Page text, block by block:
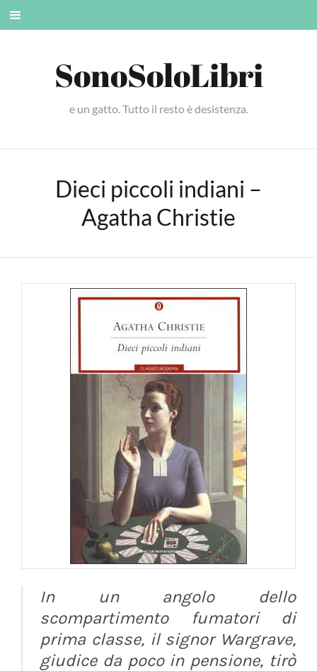
Skip
SonoSoloLibri
e un gatto. Tutto il resto è desistenza.
Dieci piccoli indiani –
Agatha Christie
In un angolo dello
scompartimento fumatori di
prima classe, il signor Wargrave,
giudice da poco in pensione, tirò